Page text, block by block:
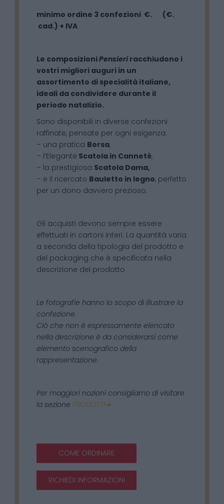
minimo ordine 3 confezioni €. (€.
cad.) + IVA
Le composizioniPensieriracchiudono i
vostri migliori auguri in un
assortimento di specialità italiane,
ideali da condividere durante il
periodo natalizio.
Sono disponibili in diverse confezioni
raffinate, pensate per ogni esigenza:
– una pratica Borsa,
– l’Elegante Scatola in Canneté,
– la prestigiosa Scatola Dama,
– e il ricercato Bauletto in legno, perfetto
per un dono davvero prezioso.
Gli acquisti devono sempre essere
effettuati in cartoni interi. La quantità varia
a seconda della tipologia del prodotto e
del packaging che è specificata nella
descrizione del prodotto
Le fotografie hanno lo scopo di illustrare la
confezione.
Ciò che non è espressamente elencato
nella descrizione è da considerarsi come
elemento scenografico della
rappresentazione.
Per maggiori nozioni consigliamo di visitare
la sezione PRODOTTI➜
COME ORDINARE
RICHIEDI INFORMAZIONI